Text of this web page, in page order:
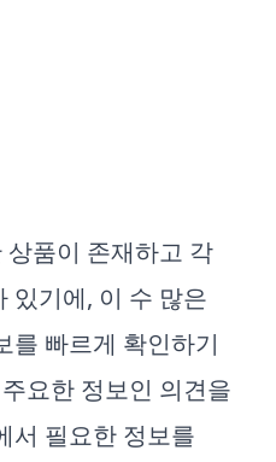
품이 존재하고 각
있기에, 이 수 많은
를 빠르게 확인하기
요한 정보인 의견을
서 필요한 정보를